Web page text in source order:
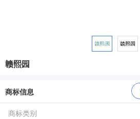
赣熙园
商标信息
商标类别